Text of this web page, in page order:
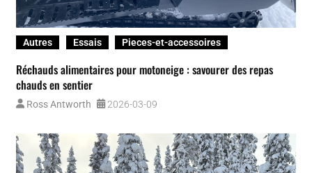
Autres Essais Pieces-et-accessoires
Réchauds alimentaires pour motoneige : savourer des repas
chauds en sentier
Ross Antworth 2026-03-09